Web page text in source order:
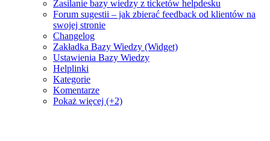
Zasilanie bazy wiedzy z ticketów helpdesku
Forum sugestii – jak zbierać feedback od klientów na
swojej stronie
Changelog
Zakładka Bazy Wiedzy (Widget)
Ustawienia Bazy Wiedzy
Helplinki
Kategorie
Komentarze
Pokaż więcej (+2)